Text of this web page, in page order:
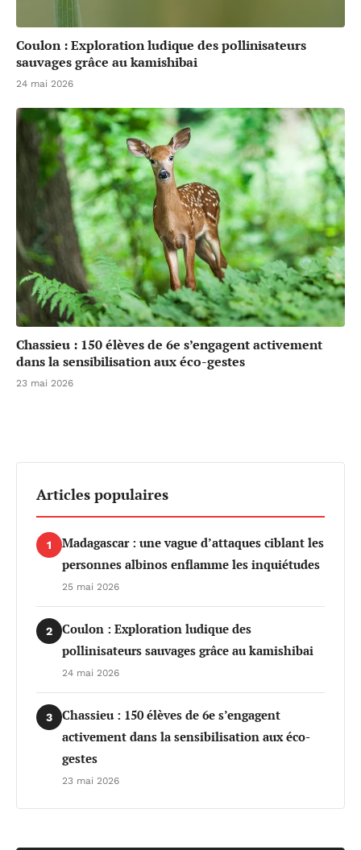
Coulon : Exploration ludique des pollinisateurs
sauvages grâce au kamishibai
24 mai 2026
Chassieu : 150 élèves de 6e s’engagent activement
dans la sensibilisation aux éco-gestes
23 mai 2026
Articles populaires
1
Madagascar : une vague d’attaques ciblant les
personnes albinos enflamme les inquiétudes
25 mai 2026
2
Coulon : Exploration ludique des
pollinisateurs sauvages grâce au kamishibai
24 mai 2026
3
Chassieu : 150 élèves de 6e s’engagent
activement dans la sensibilisation aux éco-
gestes
23 mai 2026